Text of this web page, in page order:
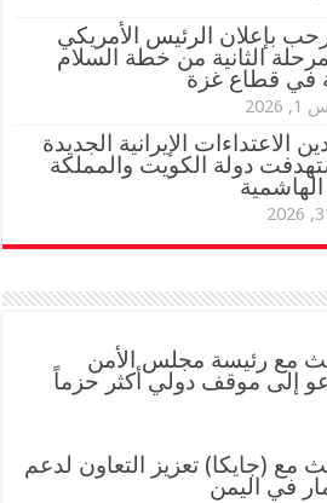
بإعلان الرئيس الأمريكي
الثانية من خطة السلام
في قطاع غزة
الاعتداءات الإيرانية الجديدة
دولة الكويت والمملكة
الهاشمية
مع رئيسة مجلس الأمن
إلى موقف دولي أكثر حزماً
مع (جايكا) تعزيز التعاون لدعم
في اليمن